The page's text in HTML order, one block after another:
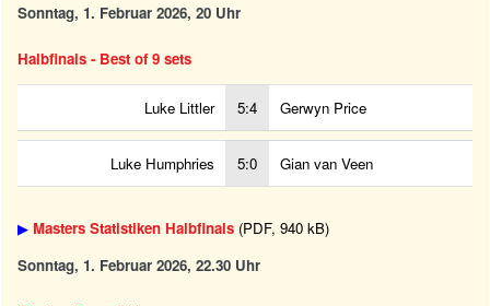
Sonntag, 1. Februar 2026, 20 Uhr
Halbfinals - Best of 9 sets
Luke Littler 5:4 Gerwyn Price
Luke Humphries 5:0 Gian van Veen
▶ Masters Statistiken Halbfinals (PDF, 940 kB)
Sonntag, 1. Februar 2026, 22.30 Uhr